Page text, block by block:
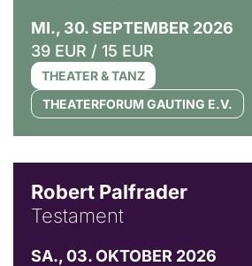
MI., 30. SEPTEMBER 2026
39 EUR / 15 EUR
THEATER & TANZ
THEATERFORUM GAUTING E.V.
Robert Palfrader
Testament
SA., 03. OKTOBER 2026